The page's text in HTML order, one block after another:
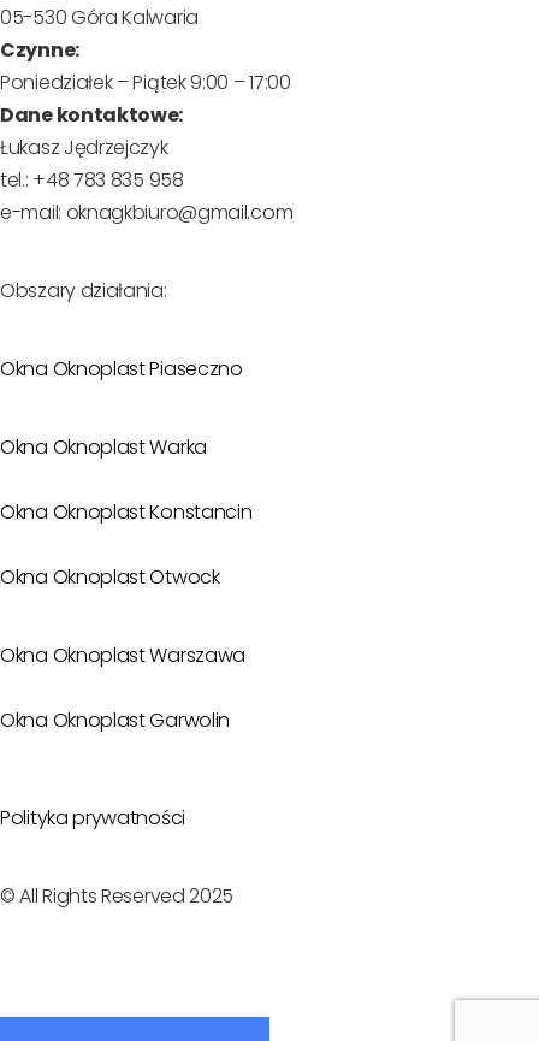
05-530 Góra Kalwaria
Czynne:
Poniedziałek – Piątek 9:00 – 17:00
Dane kontaktowe:
Łukasz Jędrzejczyk
tel.: +48 783 835 958
e-mail: oknagkbiuro@gmail.com
Obszary działania:
Okna Oknoplast Piaseczno
Okna Oknoplast Warka
Okna Oknoplast Konstancin
Okna Oknoplast Otwock
Okna Oknoplast Warszawa
Okna Oknoplast Garwolin
Polityka prywatności
© All Rights Reserved 2025